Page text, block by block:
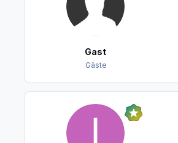
Gast
Gäste